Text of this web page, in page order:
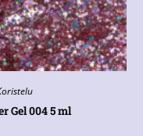
Gel 004 5 ml